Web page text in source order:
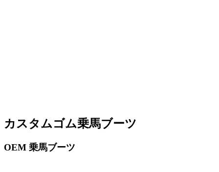
カスタムゴム乗馬ブーツ
OEM 乗馬ブーツ